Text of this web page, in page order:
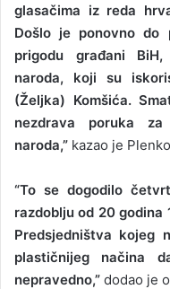
glasačima iz reda
Došlo je ponovno do
prigodu građani
naroda, koji su
(Željka) Komšića.
nezdrava poruka
naroda,” kazao je
“To se dogodilo
razdoblju od 20 godina
Predsjedništva kojeg
plastičnijeg načina
nepravedno,” dodao je